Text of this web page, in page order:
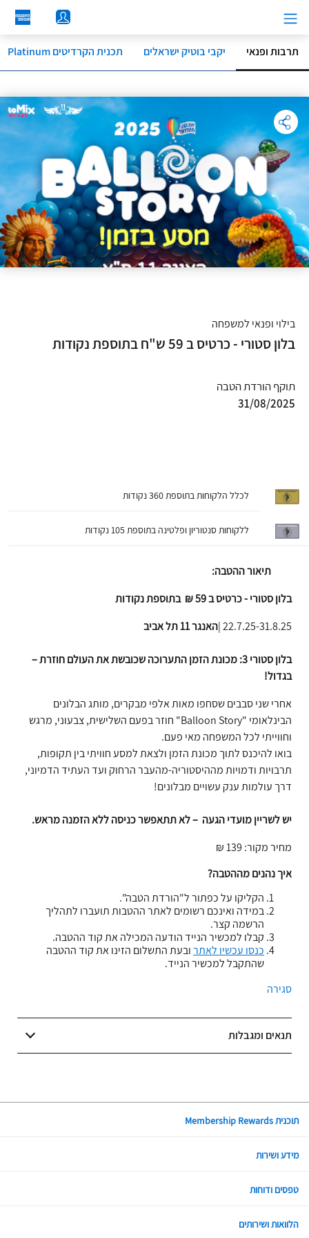
לתוכן
תרבות ופנאי יקבי בוטיק ישראלים תכנית הקרדיטים Platinum
בילוי ופנאי למשפחה
בלון סטורי - כרטיס ב 59 ש"ח בתוספת נקודות
תוקף הורדת הטבה
31/08/2025
לכלל הלקוחות בתוספת 360 נקודות
ללקוחות סנטוריון ופלטינה בתוספת 105 נקודות
תיאור ההטבה:
בלון סטורי - כרטיס ב 59 ₪ בתוספת נקודות
22.7.25-31.8.25 | האנגר 11 תל אביב
בלון סטורי 3: מכונת הזמן התערוכה שכובשת את העולם חוזרת –
בגדול!
אחרי שני סבבים שסחפו מאות אלפי מבקרים, מותג הבלונים
הבינלאומי "Balloon Story" חוזר בפעם השלישית, צבעוני, מרגש
וחווייתי לכל המשפחה מאי פעם.
בואו להיכנס לתוך מכונת הזמן ולצאת למסע חוויתי בין תקופות,
תרבויות ודמויות מההיסטוריה-מהעבר הרחוק ועד העתיד הדמיוני,
דרך עולמות ענק עשויים מבלונים!
יש לשריין מועדי הגעה – לא תתאפשר כניסה ללא הזמנה מראש.
מחיר מקור: 139 ₪
איך נהנים מההטבה?
הקליקו על כפתור ל"הורדת הטבה".
במידה ואינכם רשומים לאתר ההטבות תועברו לתהליך
הרשמה קצר.
קבלו למכשיר הנייד הודעה המכילה את קוד ההטבה.
כנסו עכשיו לאתרובעת התשלום הזינו את קוד ההטבה
שהתקבל למכשיר הנייד.
סגירה
תנאים ומגבלות
תוכנית Membership Rewards
מידע ושירות
טפסים ודוחות
הלוואות ושירותים